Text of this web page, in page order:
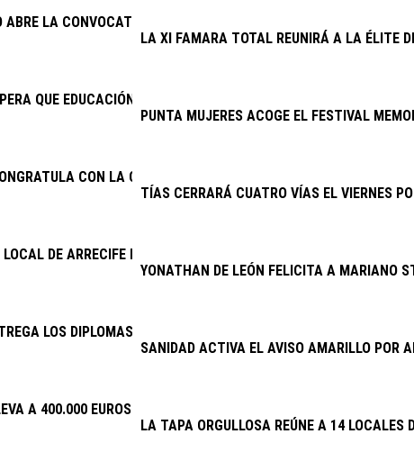
ABRE LA CONVOCATORIA DE SUBVENCIONES PARA LA
QUE EDUCACIÓN CUMPLA E INICIE LA CONTRATACIÓN DEL
CON LA CONTINUIDAD DEL PROYECTO DE
DE ARRECIFE DETIENE A DOS VARONES POR PRESUNTO
LOS DIPLOMAS DE LA ESCUELA DE CUIDADOS
A 400.000 EUROS LA INVERSIÓN EN PLANES DE EMPLEO
LA XI FAMARA TOTAL REUNIRÁ A LA ÉLITE
PUNTA MUJERES ACOGE EL FESTIVAL
TÍAS CERRARÁ CUATRO VÍAS EL VIERNES
YONATHAN DE LEÓN FELICITA A MARIANO
SANIDAD ACTIVA EL AVISO AMARILLO POR
LA TAPA ORGULLOSA REÚNE A 14 LOCALES